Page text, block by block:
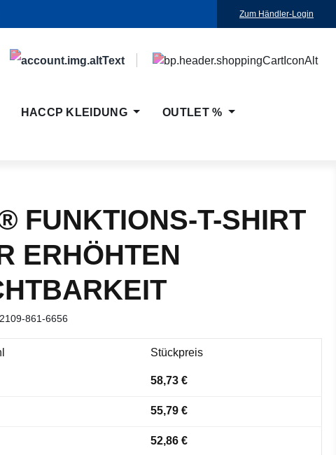
Zum Händler-Login
HACCP KLEIDUNG OUTLET %
FUNKTIONS-T-SHIRT
ERHÖHTEN
2109-861-6656
Stückpreis
58,73 €
55,79 €
52,86 €